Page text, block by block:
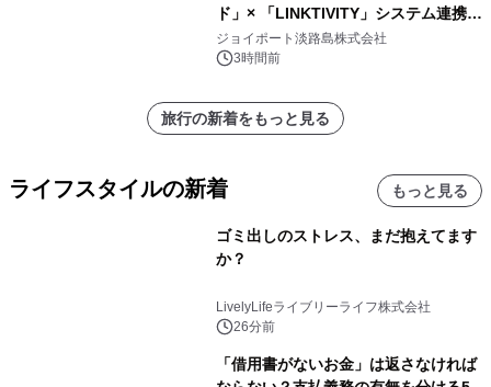
ド」× 「LINKTIVITY」システム連携を
開始！
ジョイポート淡路島株式会社
3時間前
旅行の新着をもっと見る
ライフスタイルの新着 もっと見る
ゴミ出しのストレス、まだ抱えてます
か？
LivelyLifeライブリーライフ株式会社
26分前
「借用書がないお金」は返さなければ